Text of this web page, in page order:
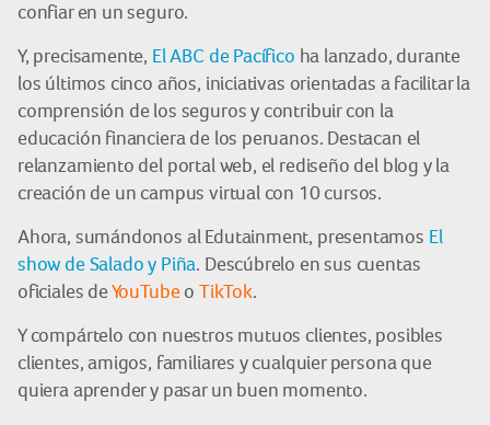
confiar en un seguro.
Y, precisamente, El ABC de Pacífico ha lanzado, durante
los últimos cinco años, iniciativas orientadas a facilitar la
comprensión de los seguros y contribuir con la
educación financiera de los peruanos. Destacan el
relanzamiento del portal web, el rediseño del blog y la
creación de un campus virtual con 10 cursos.
Ahora, sumándonos al Edutainment, presentamos El
show de Salado y Piña. Descúbrelo en sus cuentas
oficiales deYouTubeo TikTok.
Y compártelo con nuestros mutuos clientes, posibles
clientes, amigos, familiares y cualquier persona que
quiera aprender y pasar un buen momento.